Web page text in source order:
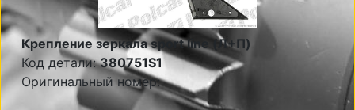
Крепление зеркала sport line (Л+П)
Код детали:380751S1
Оригинальный номер: